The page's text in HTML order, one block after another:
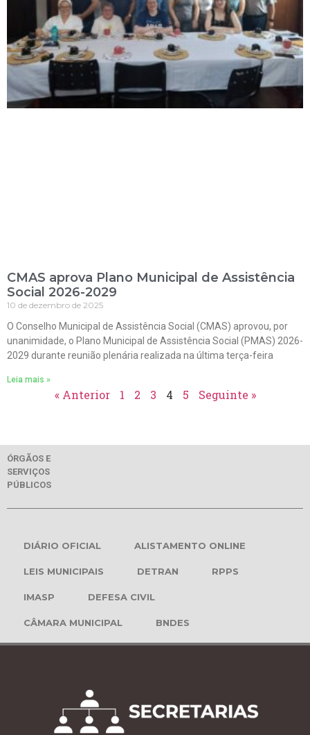
CMAS aprova Plano Municipal de Assistência
Social 2026-2029
10 de dezembro de 2025
O Conselho Municipal de Assistência Social (CMAS) aprovou, por
unanimidade, o Plano Municipal de Assistência Social (PMAS) 2026-
2029 durante reunião plenária realizada na última terça-feira
Leia mais »
« Anterior 1 2 3 4 5 Seguinte »
ÓRGÃOS E
SERVIÇOS
PÚBLICOS
DIÁRIO OFICIAL ALISTAMENTO ONLINE
LEIS MUNICIPAIS DETRAN RPPS
IMASP DEFESA CIVIL
CÂMARA MUNICIPAL BNDES